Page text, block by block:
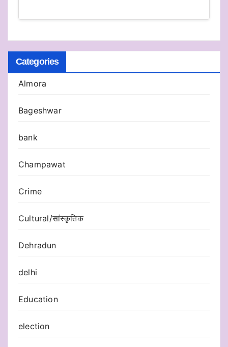
Categories
Almora
Bageshwar
bank
Champawat
Crime
Cultural/सांस्कृतिक
Dehradun
delhi
Education
election